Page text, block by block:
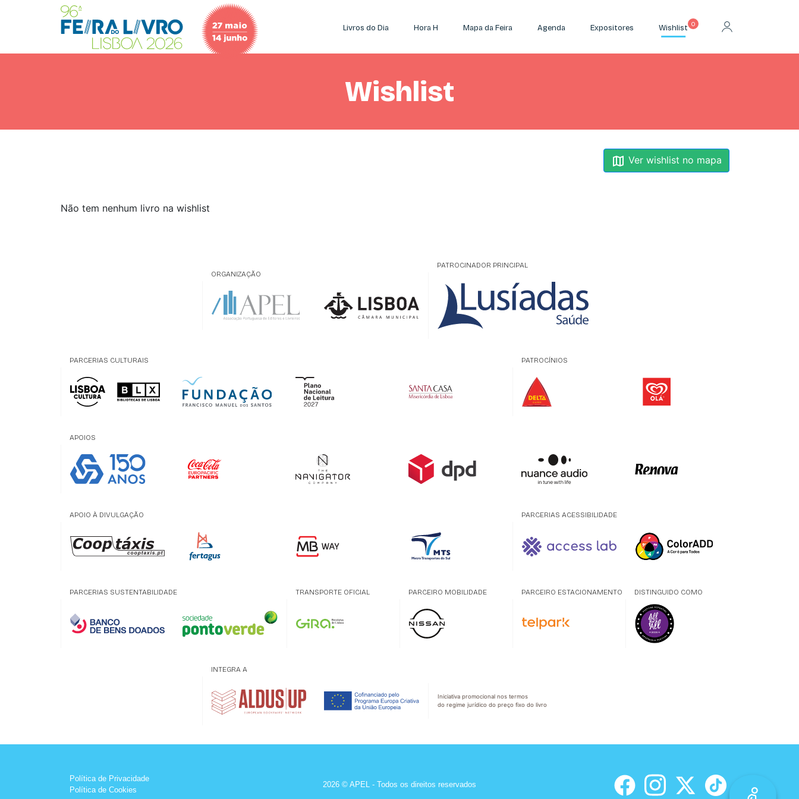
Livros do Dia Hora H Mapa da Feira Agenda Expositores Wishlist 0
Wishlist
Ver wishlist no mapa
Não tem nenhum livro na wishlist
ORGANIZAÇÃO
PATROCINADOR PRINCIPAL
PARCERIAS CULTURAIS PATROCÍNIOS
APOIOS
APOIO À DIVULGAÇÃO PARCERIAS ACESSIBILIDADE
PARCERIAS SUSTENTABILIDADE TRANSPORTE OFICIAL PARCEIRO MOBILIDADE PARCEIRO ESTACIONAMENTO DISTINGUIDO COMO
INTEGRA A
Iniciativa promocional nos termos
do regime jurídico do preço fixo do livro
Política de Privacidade
Política de Cookies
2026 © APEL - Todos os direitos reservados